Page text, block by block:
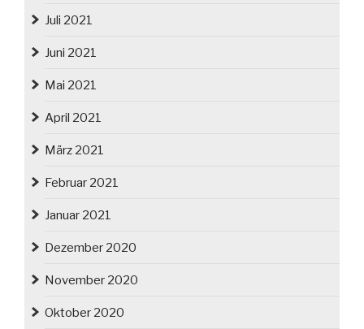
Juli 2021
Juni 2021
Mai 2021
April 2021
März 2021
Februar 2021
Januar 2021
Dezember 2020
November 2020
Oktober 2020